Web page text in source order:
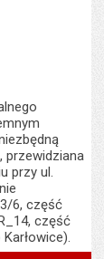
przewidziana
przy ul.
6, część
część